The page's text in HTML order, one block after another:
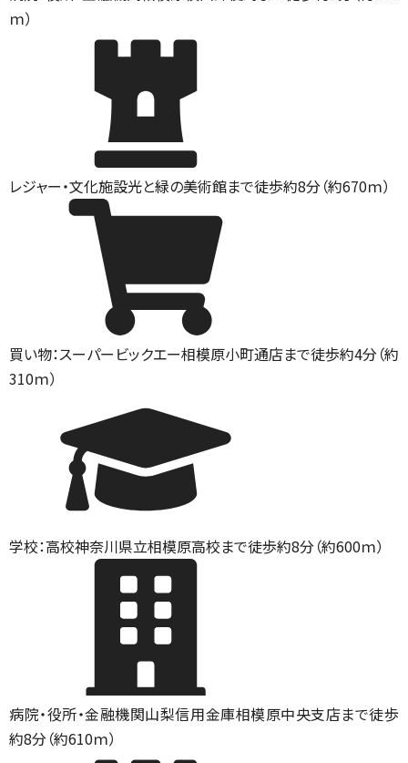
ｍ）
レジャー・文化施設光と緑の美術館まで徒歩約8分（約670ｍ）
買い物：スーパー ビックエー相模原小町通店まで徒歩約4分（約
310ｍ）
学校：高校神奈川県立相模原高校まで徒歩約8分（約600ｍ）
病院・役所・金融機関山梨信用金庫相模原中央支店まで徒歩
約8分（約610ｍ）